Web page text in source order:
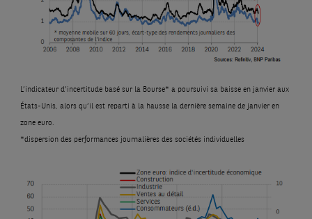
L’indicateur d’incertitude basé sur la Bourse* a poursuivi sa baisse en janvier aux
États-Unis, alors qu’il est reparti à la hausse la dernière semaine de janvier en
zone euro.
*dispersion des performances journalières des sociétés individuelles